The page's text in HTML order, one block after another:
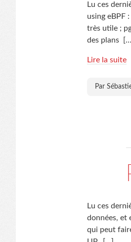
Lu ces
using eBPF
très utile ;
des plans
Lire la suite
Par
Lu ces
données, et
qui peut